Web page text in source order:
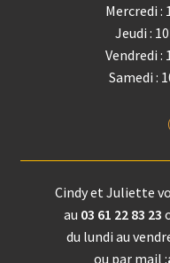
Mercredi :
Jeudi :
Vendredi :
Samedi :
Cindy et Juliette
au 03 61 22 83 23
du lundi au
ou par mail :